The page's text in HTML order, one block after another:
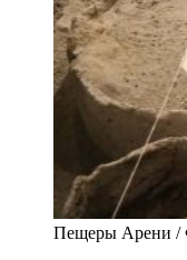
Пещеры Арени /